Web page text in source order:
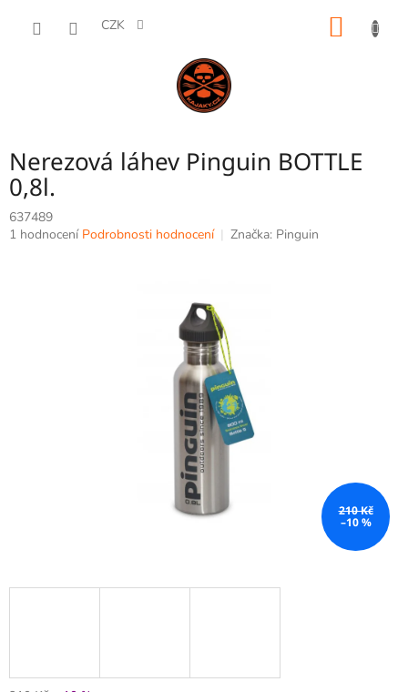
CZK
Nerezová láhev Pinguin BOTTLE
0,8l.
637489
Průměrné
1 hodnocení Podrobnosti hodnocení Značka: Pinguin
210 Kč
–10 %